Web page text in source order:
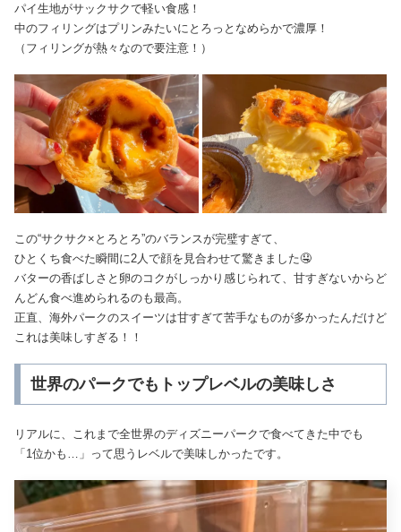
パイ生地がサックサクで軽い食感！
中のフィリングはプリンみたいにとろっとなめらかで濃厚！
（フィリングが熱々なので要注意！）
この“サクサク×とろとろ”のバランスが完璧すぎて、
ひとくち食べた瞬間に2人で顔を見合わせて驚きました🤤
バターの香ばしさと卵のコクがしっかり感じられて、甘すぎないからど
んどん食べ進められるのも最高。
正直、海外パークのスイーツは甘すぎて苦手なものが多かったんだけど
これは美味しすぎる！！
世界のパークでもトップレベルの美味しさ
リアルに、これまで全世界のディズニーパークで食べてきた中でも
「1位かも…」って思うレベルで美味しかったです。